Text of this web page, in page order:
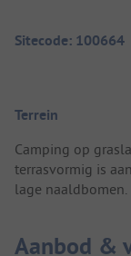
Sitecode: 100664
Terrein
Camping op
terrasvormig is
lage naaldbomen.
Aanbod &